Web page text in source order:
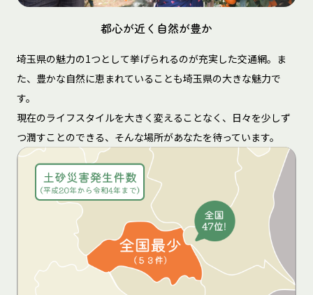
都心が近く自然が豊か
埼玉県の魅力の1つとして挙げられるのが充実した交通網。ま
た、豊かな自然に恵まれていることも埼玉県の大きな魅力で
す。
現在のライフスタイルを大きく変えることなく、日々を少しず
つ潤すことのできる、そんな場所があなたを待っています。